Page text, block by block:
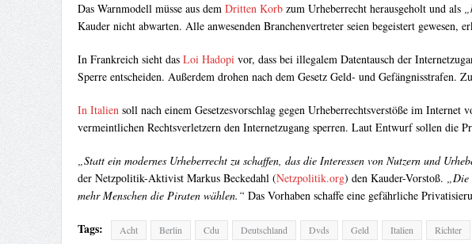
Das Warnmodell müsse aus dem Dritten Korbzum Urheberrecht herausgeholt und als
Kauder nicht abwarten. Alle anwesenden Branchenvertreter seien begeistert
In Frankreich sieht das Loi Hadopivor, dass bei illegalem Datentausch der
Sperre entscheiden. Außerdem drohen nach dem Gesetz Geld- und Gefängnisstrafen.
In Italiensoll nach einem Gesetzesvorschlag gegen Urheberrechtsverstöße im
vermeintlichen Rechtsverletzern den Internetzugang sperren. Laut Entwurf sollen die
„Statt ein modernes Urheberrecht zu schaffen, das die Interessen von Nutzern und
der Netzpolitik-Aktivist Markus Beckedahl (Netzpolitik.org) den Kauder-Vorstoß. „Die
mehr Menschen die Piraten wählen.“ Das Vorhaben schaffe eine gefährliche
Tags: Acht Berlin Cdu Deutschland Dvds Geld Italien Richter